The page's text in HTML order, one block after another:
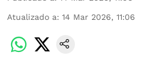
Atualizado a: 14 Mar 2026, 11:06